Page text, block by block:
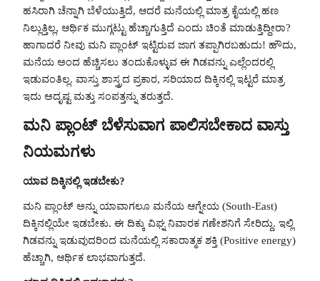
ಹಸಿರಾಗಿ ಚೆನ್ನಾಗಿ ಬೆಳೆಯುತ್ತಿದೆ, ಆದರೆ ಮನೆಯಲ್ಲಿ ಮಾತ್ರ ಕೈಯಲ್ಲಿ ಹಣ
ನಿಲ್ಲುತ್ತಿಲ್ಲ, ಆರ್ಥಿಕ ಮುಗ್ಗಟ್ಟು ಹೆಚ್ಚಾಗುತ್ತಿದೆ ಎಂದು ಚಿಂತೆ ಮಾಡುತ್ತಿದ್ದೀರಾ?
ಹಾಗಾದರೆ ನೀವು ಮನಿ ಪ್ಲಾಂಟ್ ಇಟ್ಟಿರುವ ಜಾಗ ತಪ್ಪಾಗಿರಬಹುದು! ಹೌದು,
ಮನೆಯ ಅಂದ ಹೆಚ್ಚಿಸಲು ತಂದುಕೊಳ್ಳುವ ಈ ಗಿಡವನ್ನು ಎಲ್ಲೆಂದರಲ್ಲಿ
ಇಡುವಂತಿಲ್ಲ. ವಾಸ್ತು ಶಾಸ್ತ್ರದ ಪ್ರಕಾರ, ಸರಿಯಾದ ದಿಕ್ಕಿನಲ್ಲಿ ಇಟ್ಟರೆ ಮಾತ್ರ
ಇದು ಅದೃಷ್ಟ ಮತ್ತು ಸಂಪತ್ತನ್ನು ತರುತ್ತದೆ.
ಮನಿ ಪ್ಲಾಂಟ್ ಬೆಳೆಸುವಾಗ ಪಾಲಿಸಬೇಕಾದ ವಾಸ್ತು
ನಿಯಮಗಳು
ಯಾವ ದಿಕ್ಕಿನಲ್ಲಿ ಇಡಬೇಕು?
ಮನಿ ಪ್ಲಾಂಟ್ ಅನ್ನು ಯಾವಾಗಲೂ ಮನೆಯ ಆಗ್ನೇಯ (South-East)
ದಿಕ್ಕಿನಲ್ಲಿಯೇ ಇಡಬೇಕು. ಈ ದಿಕ್ಕು ವಿಘ್ನ ನಿವಾರಕ ಗಣೇಶನಿಗೆ ಸೇರಿದ್ದು. ಇಲ್ಲಿ
ಗಿಡವನ್ನು ಇಡುವುದರಿಂದ ಮನೆಯಲ್ಲಿ ಸಕಾರಾತ್ಮಕ ಶಕ್ತಿ (Positive energy)
ಹೆಚ್ಚಾಗಿ, ಆರ್ಥಿಕ ಲಾಭವಾಗುತ್ತದೆ.